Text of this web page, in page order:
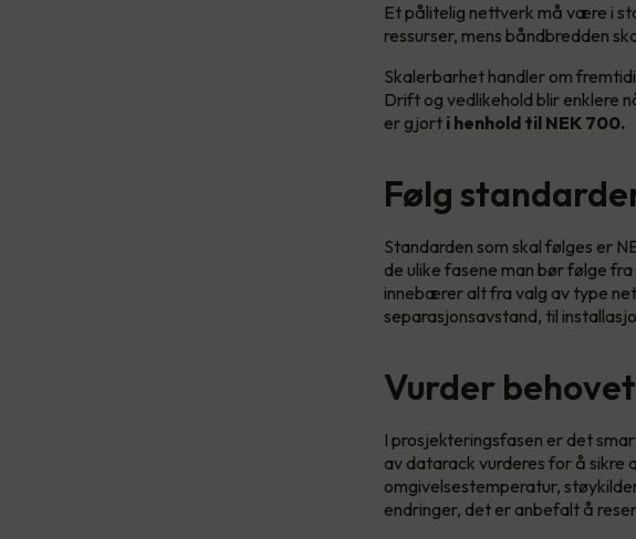
Et pålitelig nettverk må være i
ressurser, mens båndbredden
Skalerbarhet handler om
Drift og vedlikehold blir enklere
er gjort i henhold til NEK 700.
Følg
Standarden som skal følges er
de ulike fasene man bør følge
innebærer alt fra valg av type
separasjonsavstand, til
Vurder
I prosjekteringsfasen er det
av datarack vurderes for å sikre
omgivelsestemperatur,
endringer, det er anbefalt å